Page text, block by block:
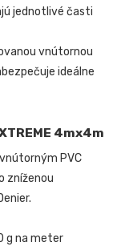
jednotlivé časti
vnútornou
ideálne
4mx4m
PVC
zníženou
g na meter